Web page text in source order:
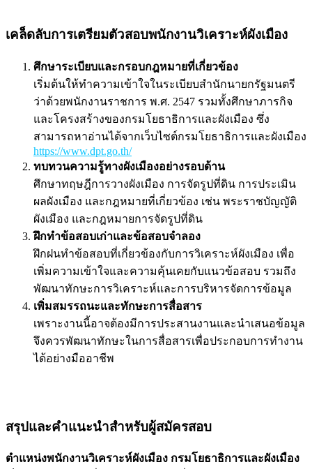
เคล็ดลับการเตรียมตัวสอบพนักงานวิเคราะห์ผังเมือง
ศึกษาระเบียบและกรอบกฎหมายที่เกี่ยวข้อง
เริ่มต้นให้ทำความเข้าใจในระเบียบสำนักนายกรัฐมนตรี
ว่าด้วยพนักงานราชการ พ.ศ. 2547 รวมทั้งศึกษาภารกิจ
และโครงสร้างของกรมโยธาธิการและผังเมือง ซึ่ง
สามารถหาอ่านได้จากเว็บไซต์กรมโยธาธิการและผังเมือง
https://www.dpt.go.th/
ทบทวนความรู้ทางผังเมืองอย่างรอบด้าน
ศึกษาทฤษฎีการวางผังเมือง การจัดรูปที่ดิน การประเมิน
ผลผังเมือง และกฎหมายที่เกี่ยวข้อง เช่น พระราชบัญญัติ
ผังเมือง และกฎหมายการจัดรูปที่ดิน
ฝึกทำข้อสอบเก่าและข้อสอบจำลอง
ฝึกฝนทำข้อสอบที่เกี่ยวข้องกับการวิเคราะห์ผังเมือง เพื่อ
เพิ่มความเข้าใจและความคุ้นเคยกับแนวข้อสอบ รวมถึง
พัฒนาทักษะการวิเคราะห์และการบริหารจัดการข้อมูล
เพิ่มสมรรถนะและทักษะการสื่อสาร
เพราะงานนี้อาจต้องมีการประสานงานและนำเสนอข้อมูล
จึงควรพัฒนาทักษะในการสื่อสารเพื่อประกอบการทำงาน
ได้อย่างมืออาชีพ
สรุปและคำแนะนำสำหรับผู้สมัครสอบ
ตำแหน่งพนักงานวิเคราะห์ผังเมือง กรมโยธาธิการและผังเมือง